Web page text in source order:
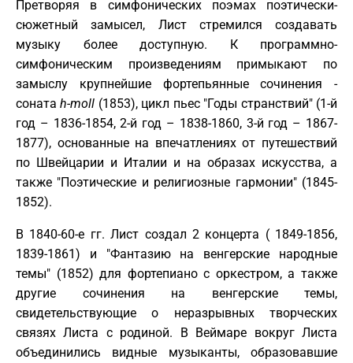
Претворяя в симфонических поэмах поэтически-
сюжетный замысел, Лист стремился создавать
музыку более доступную. К программно-
симфоническим произведениям примыкают по
замыслу крупнейшие фортепьянные сочинения -
сонатаh-moll (1853), цикл пьес "Годы странствий" (1-й
год – 1836-1854, 2-й год – 1838-1860, 3-й год – 1867-
1877), основанные на впечатлениях от путешествий
по Швейцарии и Италии и на образах искусства, а
также "Поэтические и религиозные гармонии" (1845-
1852).
В 1840-60-е гг. Лист создал 2 концерта ( 1849-1856,
1839-1861) и "Фантазию на венгерские народные
темы" (1852) для фортепиано с оркестром, а также
другие сочинения на венгерские темы,
свидетельствующие о неразрывных творческих
связях Листа с родиной. В Веймаре вокруг Листа
объединились видные музыканты, образовавшие